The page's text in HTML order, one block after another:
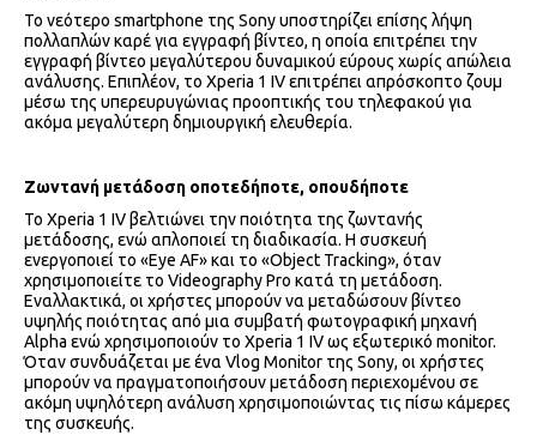
Το νεότερο smartphone της Sony υποστηρίζει επίσης λήψη
πολλαπλών καρέ για εγγραφή βίντεο, η οποία επιτρέπει την
εγγραφή βίντεο μεγαλύτερου δυναμικού εύρους χωρίς απώλεια
ανάλυσης. Επιπλέον, το Xperia 1 IV επιτρέπει απρόσκοπτο ζουμ
μέσω της υπερευρυγώνιας προοπτικής του τηλεφακού για
ακόμα μεγαλύτερη δημιουργική ελευθερία.
Ζωντανή μετάδοση οποτεδήποτε, οπουδήποτε
Το Xperia 1 IV βελτιώνει την ποιότητα της ζωντανής
μετάδοσης, ενώ απλοποιεί τη διαδικασία. Η συσκευή
ενεργοποιεί το «Eye AF» και το «Object Tracking», όταν
χρησιμοποιείτε το Videography Pro κατά τη μετάδοση.
Εναλλακτικά, οι χρήστες μπορούν να μεταδώσουν βίντεο
υψηλής ποιότητας από μια συμβατή φωτογραφική μηχανή
Alpha ενώ χρησιμοποιούν το Xperia 1 IV ως εξωτερικό monitor.
Όταν συνδυάζεται με ένα Vlog Monitor της Sony, οι χρήστες
μπορούν να πραγματοποιήσουν μετάδοση περιεχομένου σε
ακόμη υψηλότερη ανάλυση χρησιμοποιώντας τις πίσω κάμερες
της συσκευής.